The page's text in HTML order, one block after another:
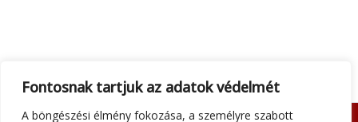
Fontosnak tartjuk az adatok védelmét
A böngészési élmény fokozása, a személyre szabott